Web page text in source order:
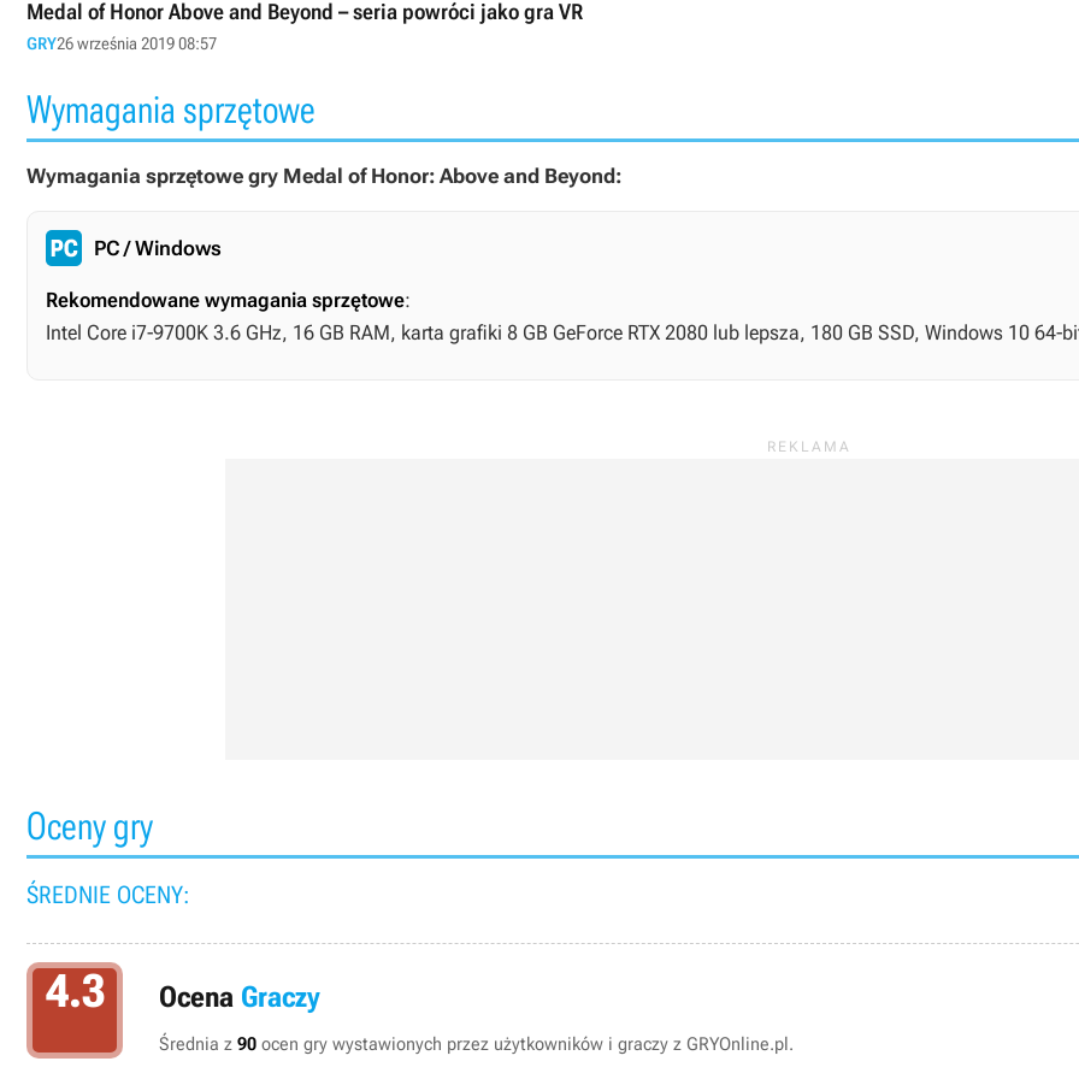
Medal of Honor Above and Beyond – seria powróci jako gra VR
GRY26 września 2019 08:57
Wymagania sprzętowe
Wymagania sprzętowe gry Medal of Honor: Above and Beyond:
PC / Windows
Rekomendowane wymagania sprzętowe:
Intel Core i7-9700K 3.6 GHz, 16 GB RAM, karta grafiki 8 GB GeForce RTX 2080 lub lepsza, 180 GB SSD, Windows 10 64-
Oceny gry
ŚREDNIE OCENY:
4.3 Ocena Graczy
Średnia z 90 ocen gry wystawionych przez użytkowników i graczy z GRYOnline.pl.